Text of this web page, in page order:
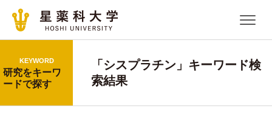
KEYWORD
研究をキーワ
ードで探す
「シスプラチン」キーワード検
索結果